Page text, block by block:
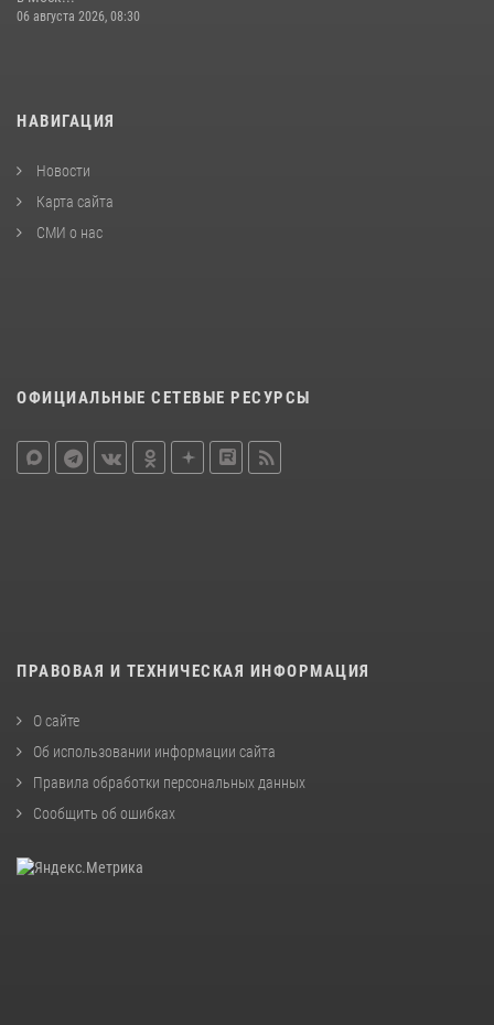
06 августа 2026, 08:30
НАВИГАЦИЯ
Новости
Карта сайта
СМИ о нас
ОФИЦИАЛЬНЫЕ СЕТЕВЫЕ РЕСУРСЫ
ПРАВОВАЯ И ТЕХНИЧЕСКАЯ ИНФОРМАЦИЯ
О сайте
Об использовании информации сайта
Правила обработки персональных данных
Сообщить об ошибках